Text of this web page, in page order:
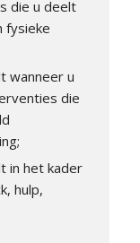
die u deelt
fysieke
wanneer u
die
in het kader
hulp,